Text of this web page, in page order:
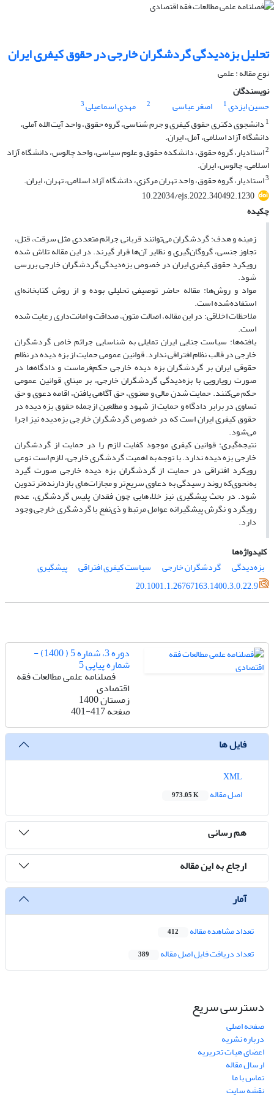
تحلیل بزه‌دیدگی گردشگران خارجی در حقوق کیفری ایران
نوع مقاله : علمی
نویسندگان
حسین ایزدی1 اصغر عباسی 2 مهدی اسماعیلی3
1 دانشجوی دکتری حقوق کیفری و جرم شناسی، گروه حقوق، واحد آیت الله آملی،
دانشگاه آزاد اسلامی، آمل، ایران.
2استادیار، گروه حقوق، دانشکده حقوق و علوم سیاسی، واحد چالوس، دانشگاه آزاد
اسلامی، چالوس، ایران.
3استادیار، گروه حقوق، واحد تهران مرکزی، دانشگاه آزاد اسلامی، تهران، ایران.
10.22034/ejs.2022.340492.1230
چکیده
زمینه و هدف: گردشگران می‌توانند قربانی جرائم متعددی مثل سرقت، قتل،
تجاوز جنسی، گروگان‌گیری و نظایر آن‌ها قرار گیرند. در این مقاله تلاش شده
رویکرد حقوق کیفری ایران در خصوص بزه‌دیدگی گردشگران خارجی بررسی
شود.
مواد و روش‌ها: مقاله حاضر توصیفی تحلیلی بوده و از روش کتابخانه‌ای
استفاده‌شده است.
ملاحظات اخلاقی: در این مقاله، اصالت متون، صداقت و امانت‌داری رعایت شده
است.
یافته‌ها: سیاست جنایی ایران تمایلی به شناسایی جرائم خاص گردشگران
خارجی در قالب نظام افتراقی ندارد. قوانین عمومی حمایت از بزه دیده در نظام
حقوقی ایران بر گردشگران بزه دیده خارجی حکم‌فرماست و دادگاه‌ها در
صورت رویارویی با بزه‌دیدگی گردشگران خارجی، بر مبنای قوانین عمومی
حکم می‌کنند. حمایت شدن مالی و معنوی، حق آگاهی یافتن، اقامه دعوی و حق
تساوی در برابر دادگاه و حمایت از شهود و مطلعین ازجمله حقوق بزه دیده در
حقوق کیفری ایران است که در خصوص گردشگران خارجی بزه‌دیده نیز اجرا
می‌شود.
نتیجه‌گیری: قوانین کیفری موجود کفایت لازم را در حمایت از گردشگران
خارجی بزه دیده ندارد. با توجه به اهمیت گردشگری خارجی، لازم است نوعی
رویکرد افتراقی در حمایت از گردشگران بزه دیده خارجی صورت گیرد
به‌نحوی‌که روند رسیدگی به دعاوی سریع‌تر و مجازات‌های بازدارنده‌تر تدوین
شود. در بحث پیشگیری نیز خلاءهایی چون فقدان پلیس گردشگری، عدم
رویگرد و نگرش پیشگیرانه عوامل مرتبط و ذی‌نفع با گردشگری خارجی وجود
دارد.
کلیدواژه‌ها
بزه‌دیدگی
گردشگران خارجی سیاست کیفری افتراقی
پیشگیری
20.1001.1.26767163.1400.3.0.22.9
دوره 3، شماره 5 ( 1400) -
شماره پیاپی 5
فصلنامه علمی مطالعات فقه
اقتصادی
زمستان 1400
صفحه401-417
فایل ها
اصل مقاله
973.05 K
هم رسانی
ارجاع به این مقاله
آمار
تعداد مشاهده مقاله 412
تعداد دریافت فایل اصل مقاله 389
دسترسی سریع
صفحه اصلی
درباره نشریه
اعضای هیات تحریریه
ارسال مقاله
تماس با ما
نقشه سایت